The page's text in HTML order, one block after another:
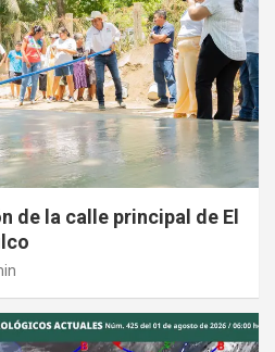
de la calle principal de El